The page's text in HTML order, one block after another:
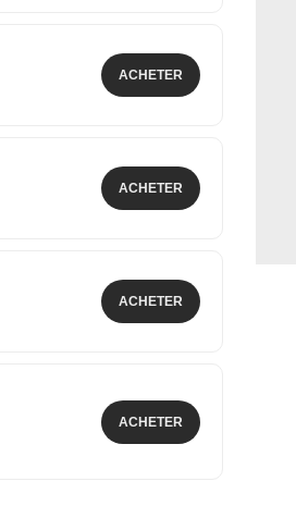
ACHETER
ACHETER
ACHETER
ACHETER